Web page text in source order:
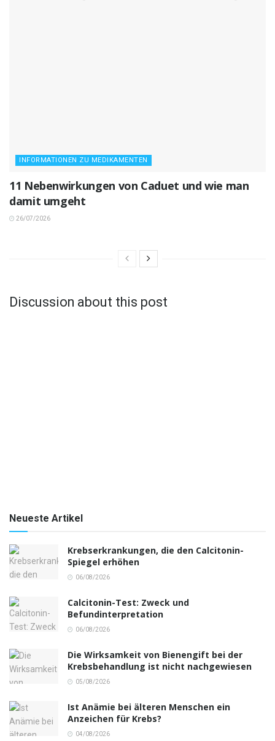
INFORMATIONEN ZU MEDIKAMENTEN
11 Nebenwirkungen von Caduet und wie man
damit umgeht
26/07/2026
Discussion about this post
Neueste Artikel
Krebserkrankungen, die den Calcitonin-
Spiegel erhöhen
06/08/2026
Calcitonin-Test: Zweck und
Befundinterpretation
06/08/2026
Die Wirksamkeit von Bienengift bei der
Krebsbehandlung ist nicht nachgewiesen
05/08/2026
Ist Anämie bei älteren Menschen ein
Anzeichen für Krebs?
04/08/2026